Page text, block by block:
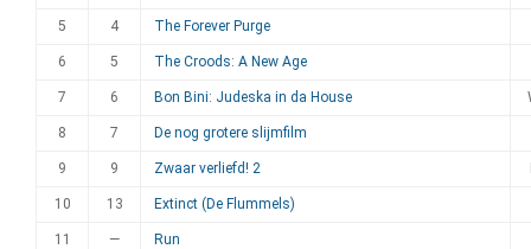
5 4 The Forever Purge
6 5 The Croods: A New Age
7 6 Bon Bini: Judeska in da House
8 7 De nog grotere slijmfilm
9 9 Zwaar verliefd! 2
10 13 Extinct (De Flummels)
11 — Run